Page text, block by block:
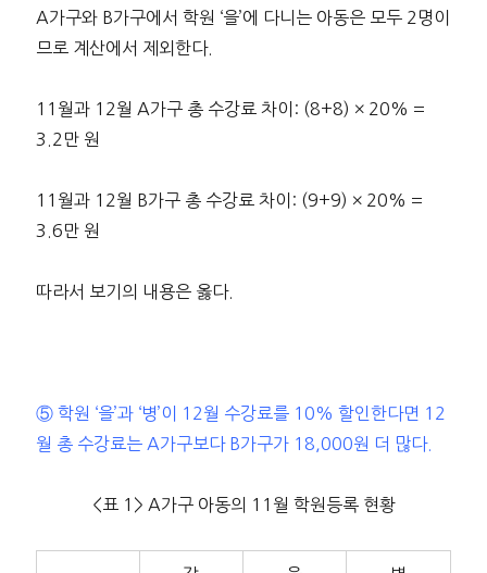
A가구와 B가구에서 학원 ‘을’에 다니는 아동은 모두 2명이
므로 계산에서 제외한다.
11월과 12월 A가구 총 수강료 차이: (8+8) × 20% =
3.2만 원
11월과 12월 B가구 총 수강료 차이: (9+9) × 20% =
3.6만 원
따라서 보기의 내용은 옳다.
⑤ 학원 ‘을’과 ‘병’이 12월 수강료를 10% 할인한다면 12
월 총 수강료는 A가구보다 B가구가 18,000원 더 많다.
<표 1> A가구 아동의 11월 학원등록 현황